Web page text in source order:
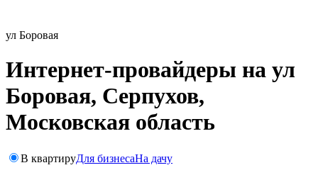
ул Боровая
Интернет-провайдеры на ул
Боровая, Серпухов,
Московская область
В квартируДля бизнесаНа дачу